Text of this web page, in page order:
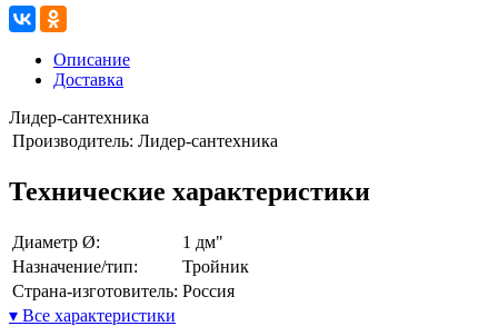
Описание
Доставка
Лидер-сантехника
Производитель: Лидер-сантехника
Технические характеристики
Диаметр Ø:
1 дм"
Назначение/тип:
Тройник
Страна-изготовитель: Россия
▾ Все характеристики